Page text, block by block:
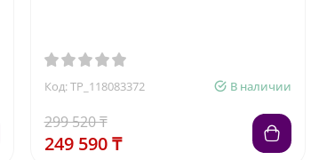
Код: TP_118083372 В наличии
299 520 ₸
249 590 ₸